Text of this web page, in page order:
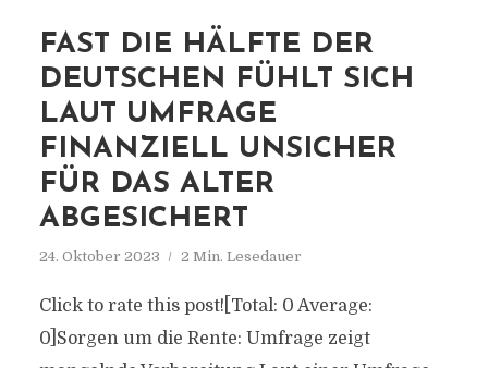
FAST DIE HÄLFTE DER
DEUTSCHEN FÜHLT SICH
LAUT UMFRAGE
FINANZIELL UNSICHER
FÜR DAS ALTER
ABGESICHERT
24. Oktober 2023 2 Min. Lesedauer
Click to rate this post![Total: 0 Average:
0]Sorgen um die Rente: Umfrage zeigt